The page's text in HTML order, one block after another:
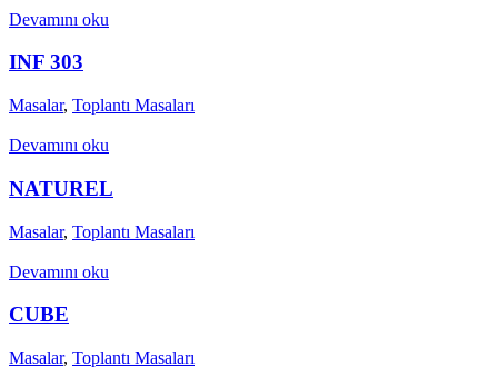
Devamını oku
INF 303
Masalar, Toplantı Masaları
Devamını oku
NATUREL
Masalar, Toplantı Masaları
Devamını oku
CUBE
Masalar, Toplantı Masaları